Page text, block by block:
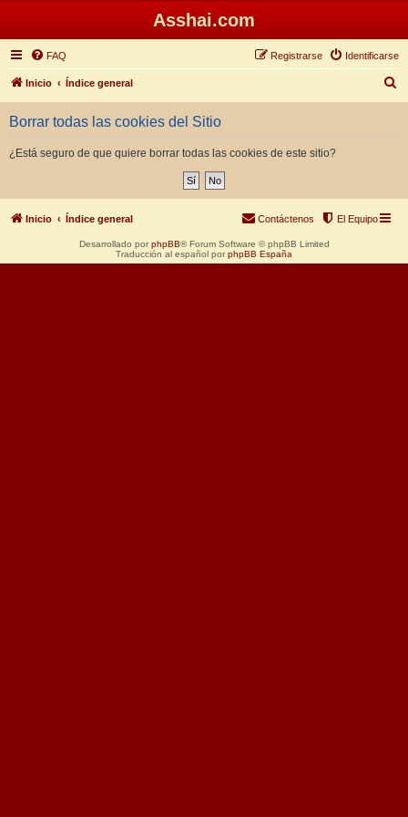
Asshai.com
FAQ Identificarse
Registrarse
Inicio Índice general
u
Borrar todas las cookies del Sitio
¿Está seguro de que quiere borrar todas las cookies de este sitio?
Inicio Índice general El Equipo
Contáctenos
Desarrollado por phpBB® Forum Software © phpBB Limited
Traducción al español por phpBB España